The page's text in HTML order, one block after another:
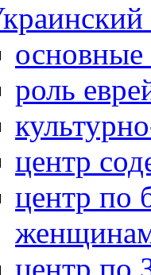
основные
роль
центр
центр по
центр по